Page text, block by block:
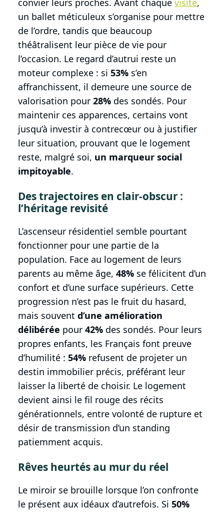
un ballet méticuleux s’organise pour mettre
de l’ordre, tandis que beaucoup
théâtralisent leur pièce de vie pour
l’occasion. Le regard d’autrui reste un
moteur complexe : si 53% s’en
affranchissent, il demeure une source de
valorisation pour 28% des sondés. Pour
maintenir ces apparences, certains vont
jusqu’à investir à contrecœur ou à justifier
leur situation, prouvant que le logement
reste, malgré soi, un marqueur social
impitoyable.
Des trajectoires en clair-obscur :
l’héritage revisité
L’ascenseur résidentiel semble pourtant
fonctionner pour une partie de la
population. Face au logement de leurs
parents au même âge, 48% se félicitent d’un
confort et d’une surface supérieurs. Cette
progression n’est pas le fruit du hasard,
mais souvent d’une amélioration
délibérée pour 42% des sondés. Pour leurs
propres enfants, les Français font preuve
d’humilité : 54% refusent de projeter un
destin immobilier précis, préférant leur
laisser la liberté de choisir. Le logement
devient ainsi le fil rouge des récits
générationnels, entre volonté de rupture et
désir de transmission d’un standing
patiemment acquis.
Rêves heurtés au mur du réel
Le miroir se brouille lorsque l’on confronte
le présent aux idéaux d’autrefois. Si 50%